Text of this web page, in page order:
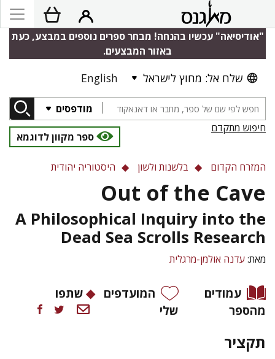
"אודיסיאה" עכשיו בהנחה! מבחר ספרים נוספים במבצע, כעת
באזור המבצעים.
שלח אל: מחוץ לישראל English
מודפסים
חיפוש מתקדם
ספר מקוון לדוגמא
המזרח הקדום בלשנות ולשון היסטוריה יהודית
Out of the Cave
A Philosophical Inquiry into the
Dead Sea Scrolls Research
מאת:עדנה אולמן-מרגלית
עמודים
מהספר
המועדפים
שלי
שתפו
תקציר